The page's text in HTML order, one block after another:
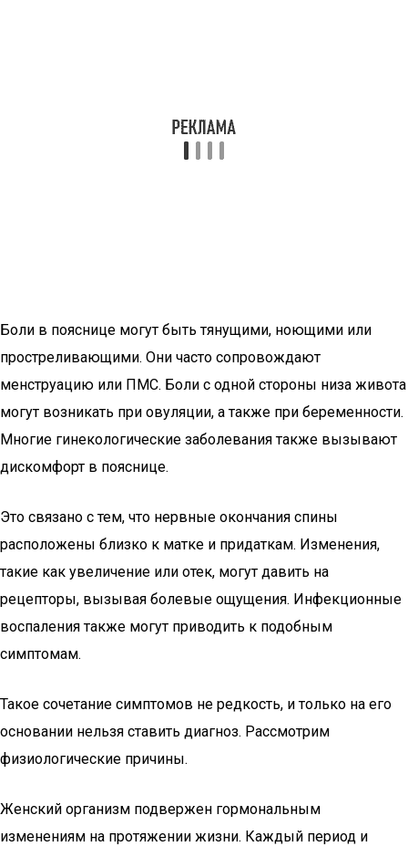
Боли в пояснице могут быть тянущими, ноющими или
простреливающими. Они часто сопровождают
менструацию или ПМС. Боли с одной стороны низа живота
могут возникать при овуляции, а также при беременности.
Многие гинекологические заболевания также вызывают
дискомфорт в пояснице.
Это связано с тем, что нервные окончания спины
расположены близко к матке и придаткам. Изменения,
такие как увеличение или отек, могут давить на
рецепторы, вызывая болевые ощущения. Инфекционные
воспаления также могут приводить к подобным
симптомам.
Такое сочетание симптомов не редкость, и только на его
основании нельзя ставить диагноз. Рассмотрим
физиологические причины.
Женский организм подвержен гормональным
изменениям на протяжении жизни. Каждый период и